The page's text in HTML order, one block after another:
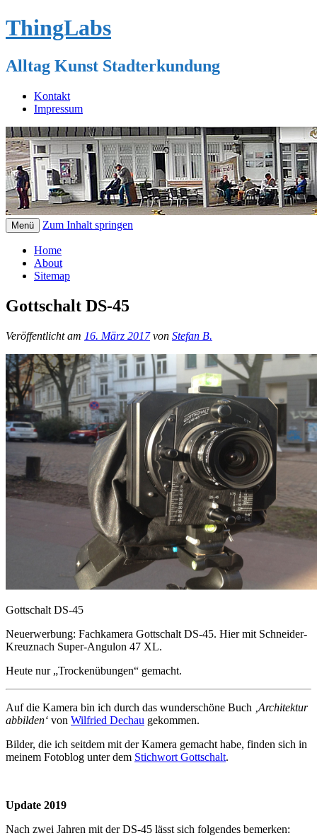
ThingLabs
Alltag Kunst Stadterkundung
Kontakt
Impressum
Menü Zum Inhalt springen
Home
About
Sitemap
Gottschalt DS-45
Veröffentlicht am 16. März 2017 von Stefan B.
Gottschalt DS-45
Neuerwerbung: Fachkamera Gottschalt DS-45. Hier mit Schneider-
Kreuznach Super-Angulon 47 XL.
Heute nur „Trockenübungen“ gemacht.
Auf die Kamera bin ich durch das wunderschöne Buch ‚Architektur
abbilden‘ von Wilfried Dechau gekommen.
Bilder, die ich seitdem mit der Kamera gemacht habe, finden sich in
meinem Fotoblog unter dem Stichwort Gottschalt.
Update 2019
Nach zwei Jahren mit der DS-45 lässt sich folgendes bemerken: